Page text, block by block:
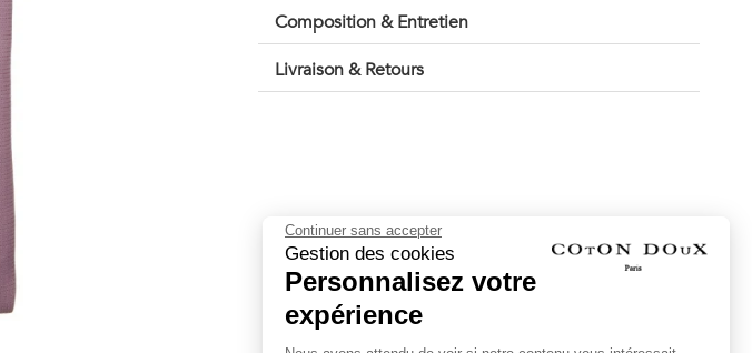
Composition & Entretien
Livraison & Retours
Continuer sans accepter
Gestion des cookies
Personnalisez votre
expérience